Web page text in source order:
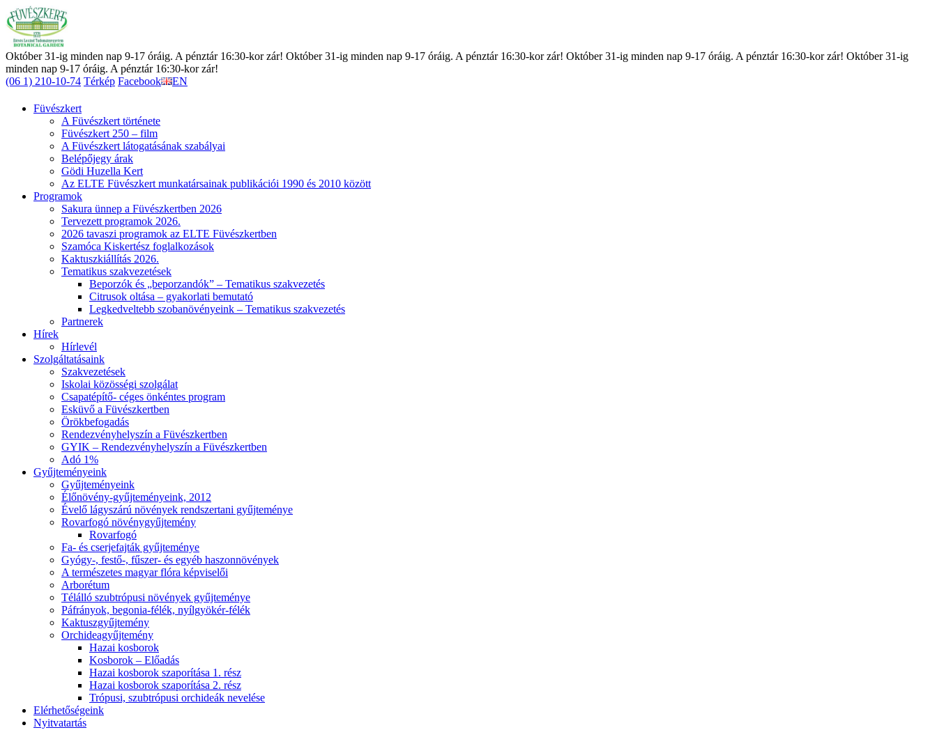
Október 31-ig minden nap 9-17 óráig. A pénztár 16:30-kor zár! Október 31-ig minden nap 9-17 óráig. A pénztár 16:30-kor zár! Október 31-ig minden nap 9-17 óráig. A pénztár 16:30-kor zár! Október 31-ig
minden nap 9-17 óráig. A pénztár 16:30-kor zár!
(06 1) 210-10-74 Térkép Facebook EN
Füvészkert
A Füvészkert története
Füvészkert 250 – film
A Füvészkert látogatásának szabályai
Belépőjegy árak
Gödi Huzella Kert
Az ELTE Füvészkert munkatársainak publikációi 1990 és 2010 között
Programok
Sakura ünnep a Füvészkertben 2026
Tervezett programok 2026.
2026 tavaszi programok az ELTE Füvészkertben
Szamóca Kiskertész foglalkozások
Kaktuszkiállítás 2026.
Tematikus szakvezetések
Beporzók és „beporzandók” – Tematikus szakvezetés
Citrusok oltása – gyakorlati bemutató
Legkedveltebb szobanövényeink – Tematikus szakvezetés
Partnerek
Hírek
Hírlevél
Szolgáltatásaink
Szakvezetések
Iskolai közösségi szolgálat
Csapatépítő- céges önkéntes program
Esküvő a Füvészkertben
Örökbefogadás
Rendezvényhelyszín a Füvészkertben
GYIK – Rendezvényhelyszín a Füvészkertben
Adó 1%
Gyűjteményeink
Gyűjteményeink
Élőnövény-gyűjteményeink, 2012
Évelő lágyszárú növények rendszertani gyűjteménye
Rovarfogó növénygyűjtemény
Rovarfogó
Fa- és cserjefajták gyűjteménye
Gyógy-, festő-, fűszer- és egyéb haszonnövények
A természetes magyar flóra képviselői
Arborétum
Télálló szubtrópusi növények gyűjteménye
Páfrányok, begonia-félék, nyílgyökér-félék
Kaktuszgyűjtemény
Orchideagyűjtemény
Hazai kosborok
Kosborok – Előadás
Hazai kosborok szaporítása 1. rész
Hazai kosborok szaporítása 2. rész
Trópusi, szubtrópusi orchideák nevelése
Elérhetőségeink
Nyitvatartás